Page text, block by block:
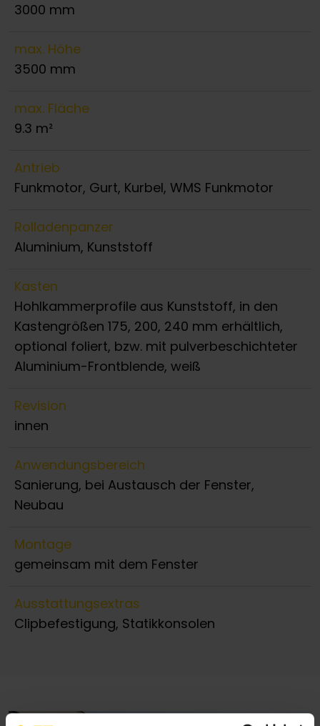
3000 mm
max. Höhe
3500 mm
max. Fläche
9.3 m²
Antrieb
Funkmotor, Gurt, Kurbel, WMS Funkmotor
Rolladenpanzer
Aluminium, Kunststoff
Kasten
Hohlkammerprofile aus Kunststoff, in den
Kastengrößen 175, 200, 240 mm erhältlich,
optional foliert, bzw. mit pulverbeschichteter
Aluminium-Frontblende, weiß
Revision
innen
Anwendungsbereich
Sanierung, bei Austausch der Fenster,
Neubau
Montage
gemeinsam mit dem Fenster
Ausstattungsextras
Clipbefestigung, Statikkonsolen